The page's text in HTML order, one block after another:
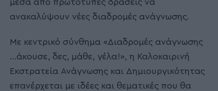
ανακαλύψουν νέες διαδρομές ανάγνωσης.
Με κεντρικό σύνθημα «Διαδρομές ανάγνωσης
…άκουσε, δες, μάθε, γέλα!», η Καλοκαιρινή
Εκστρατεία Ανάγνωσης και Δημιουργικότητας
επανέρχεται με ιδέες και θεματικές που θα